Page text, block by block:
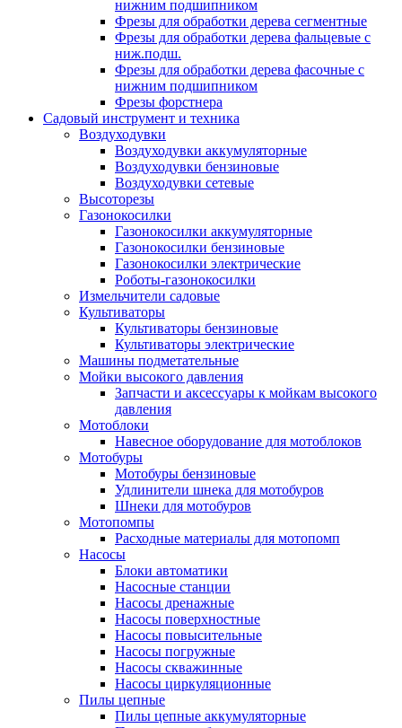
нижним подшипником
Фрезы для обработки дерева сегментные
Фрезы для обработки дерева фальцевые с
ниж.подш.
Фрезы для обработки дерева фасочные с
нижним подшипником
Фрезы форстнера
Садовый инструмент и техника
Воздуходувки
Воздуходувки аккумуляторные
Воздуходувки бензиновые
Воздуходувки сетевые
Высоторезы
Газонокосилки
Газонокосилки аккумуляторные
Газонокосилки бензиновые
Газонокосилки электрические
Роботы-газонокосилки
Измельчители садовые
Культиваторы
Культиваторы бензиновые
Культиваторы электрические
Машины подметательные
Мойки высокого давления
Запчасти и аксессуары к мойкам высокого
давления
Мотоблоки
Навесное оборудование для мотоблоков
Мотобуры
Мотобуры бензиновые
Удлинители шнека для мотобуров
Шнеки для мотобуров
Мотопомпы
Расходные материалы для мотопомп
Насосы
Блоки автоматики
Насосные станции
Насосы дренажные
Насосы поверхностные
Насосы повысительные
Насосы погружные
Насосы скважинные
Насосы циркуляционные
Пилы цепные
Пилы цепные аккумуляторные